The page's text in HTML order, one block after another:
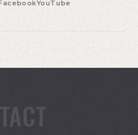
YouTube